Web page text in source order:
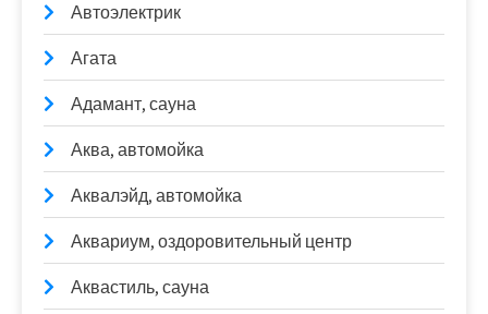
Автоэлектрик
Агата
Адамант, сауна
Аква, автомойка
Аквалэйд, автомойка
Аквариум, оздоровительный центр
Аквастиль, сауна